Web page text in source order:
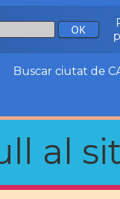
Buscar ciutat de
al